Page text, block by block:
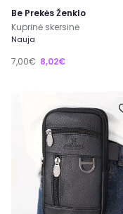
Be Prekės Ženklo
Kuprinė skersinė
Nauja
7,00€ 8,02€